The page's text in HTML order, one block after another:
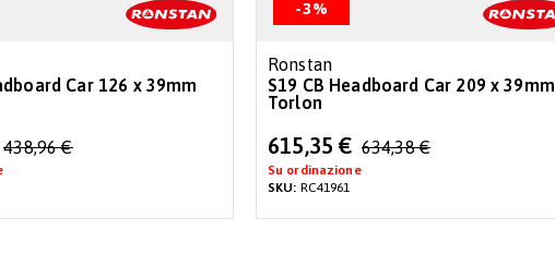
Car 126 x 39mm
438,96 €
-3%
Ronstan
S19 CB Headboard Car 209 x 39mm
Torlon
Special
Price
615,35 € 634,38 €
Su ordinazione
SKU: RC41961